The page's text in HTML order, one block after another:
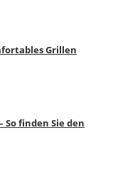
Grillen
finden Sie den